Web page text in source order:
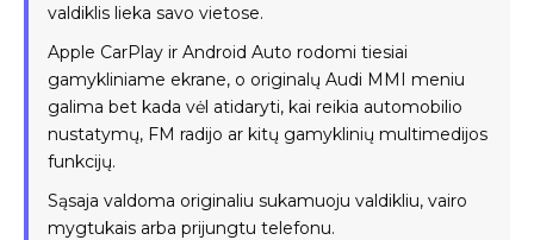
valdiklis lieka savo vietose.
Apple CarPlay ir Android Auto rodomi tiesiai
gamykliniame ekrane, o originalų Audi MMI meniu
galima bet kada vėl atidaryti, kai reikia automobilio
nustatymų, FM radijo ar kitų gamyklinių multimedijos
funkcijų.
Sąsaja valdoma originaliu sukamuoju valdikliu, vairo
mygtukais arba prijungtu telefonu.